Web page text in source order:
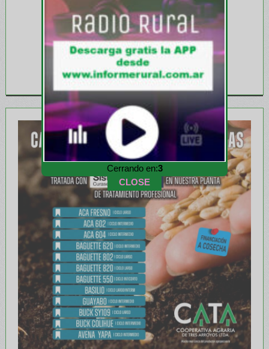
Cerrando en:1
CLOSE